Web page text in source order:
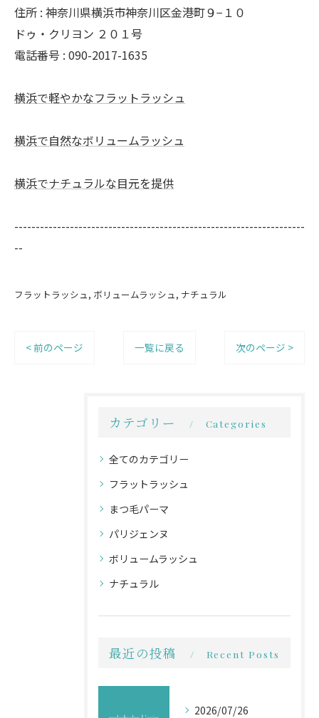
住所 : 神奈川県横浜市神奈川区金港町９−１０
ドゥ・クリヨン ２０１号
電話番号 : 090-2017-1635
横浜で軽やかなフラットラッシュ
横浜で自然なボリュームラッシュ
横浜でナチュラルな目元を提供
--------------------------------------------------------------------
--
フラットラッシュ ボリュームラッシュ ナチュラル
< 前のページ 一覧に戻る 次のページ >
カテゴリー Categories
全てのカテゴリー
フラットラッシュ
まつ毛パーマ
パリジェンヌ
ボリュームラッシュ
ナチュラル
最近の投稿 Recent Posts
2026/07/26